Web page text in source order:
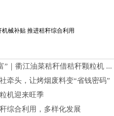
械补贴 推进秸秆综合利用
”｜衢江油菜秸秆借秸秆颗粒机 ...
头，让烤烟废料变“省钱密码”
机迎来旺季
综合利用，多样化发展